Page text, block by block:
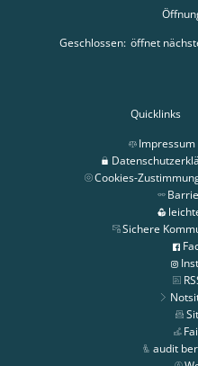
Klicken, um weitere
Geschlossen: öffnet
Quicklinks
Impressum
Cookies-
Sichere
audit